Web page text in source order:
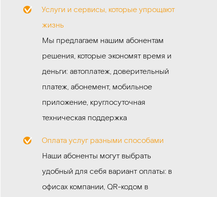
Услуги и сервисы, которые упрощают
жизнь
Мы предлагаем нашим абонентам
решения, которые экономят время и
деньги: автоплатеж, доверительный
платеж, абонемент, мобильное
приложение, круглосуточная
техническая поддержка
Оплата услуг разными способами
Наши абоненты могут выбрать
удобный для себя вариант оплаты: в
офисах компании, QR-кодом в